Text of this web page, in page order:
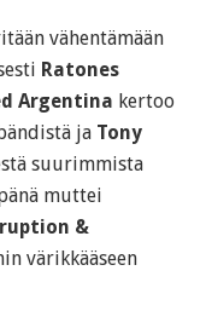
vähentämään
Ratones
Argentina kertoo
ja Tony
suurimmista
muttei
&
värikkääseen